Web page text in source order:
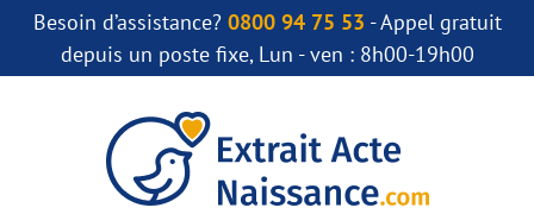
Besoin d’assistance? 0800 94 75 53 - Appel gratuit
depuis un poste fixe, Lun - ven : 8h00-19h00